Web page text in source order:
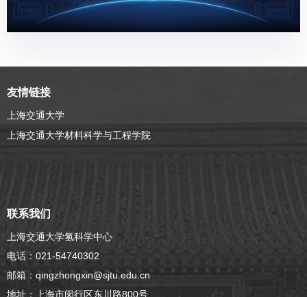
友情链接
上海交通大学
上海交通大学材料科学与工程学院
联系我们
上海交通大学氢科学中心
电话：021-54740302
邮箱：qingzhongxin@sjtu.edu.cn
地址：上海市闵行区东川路800号